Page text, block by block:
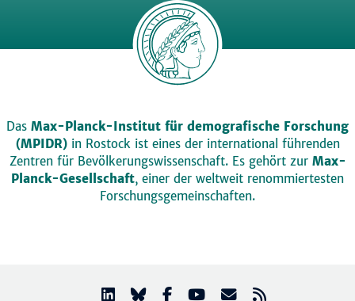
Das Max-Planck-Institut für demografische Forschung
(MPIDR)in Rostock ist eines der international führenden
Zentren für Bevölkerungswissenschaft. Es gehört zur Max-
Planck-Gesellschaft, einer der weltweit renommiertesten
Forschungsgemeinschaften.